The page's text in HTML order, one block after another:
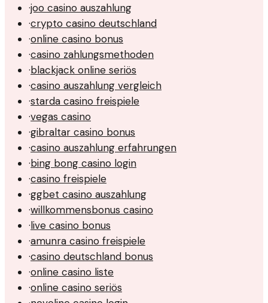
·joo casino auszahlung
·crypto casino deutschland
·online casino bonus
·casino zahlungsmethoden
·blackjack online seriös
·casino auszahlung vergleich
·starda casino freispiele
·vegas casino
·gibraltar casino bonus
·casino auszahlung erfahrungen
·bing bong casino login
·casino freispiele
·ggbet casino auszahlung
·willkommensbonus casino
·live casino bonus
·amunra casino freispiele
·casino deutschland bonus
·online casino liste
·online casino seriös